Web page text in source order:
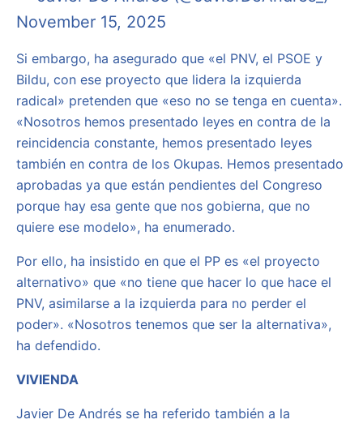
November 15, 2025
Si embargo, ha asegurado que «el PNV, el PSOE y
Bildu, con ese proyecto que lidera la izquierda
radical» pretenden que «eso no se tenga en cuenta».
«Nosotros hemos presentado leyes en contra de la
reincidencia constante, hemos presentado leyes
también en contra de los Okupas. Hemos presentado
aprobadas ya que están pendientes del Congreso
porque hay esa gente que nos gobierna, que no
quiere ese modelo», ha enumerado.
Por ello, ha insistido en que el PP es «el proyecto
alternativo» que «no tiene que hacer lo que hace el
PNV, asimilarse a la izquierda para no perder el
poder». «Nosotros tenemos que ser la alternativa»,
ha defendido.
VIVIENDA
Javier De Andrés se ha referido también a la